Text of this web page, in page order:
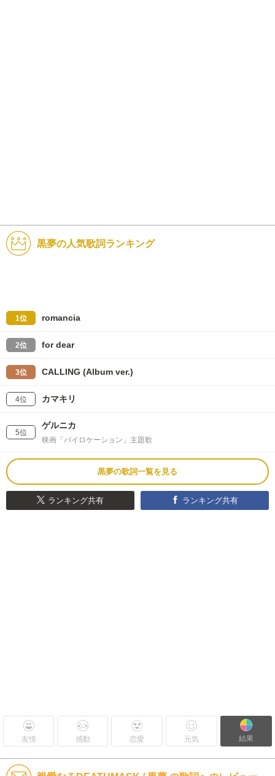
黒夢の人気歌詞ランキング
1位 romancia
2位 for dear
3位 CALLING (Album ver.)
4位 カマキリ
5位
ゲルニカ
映画「バイロケーション」主題歌
黒夢の歌詞一覧を見る
ランキング共有 ランキング共有
友情 感動 恋愛 元気 結果